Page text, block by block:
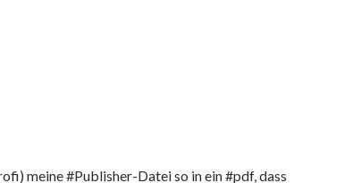
meine #Publisher-Datei so in ein #pdf, dass